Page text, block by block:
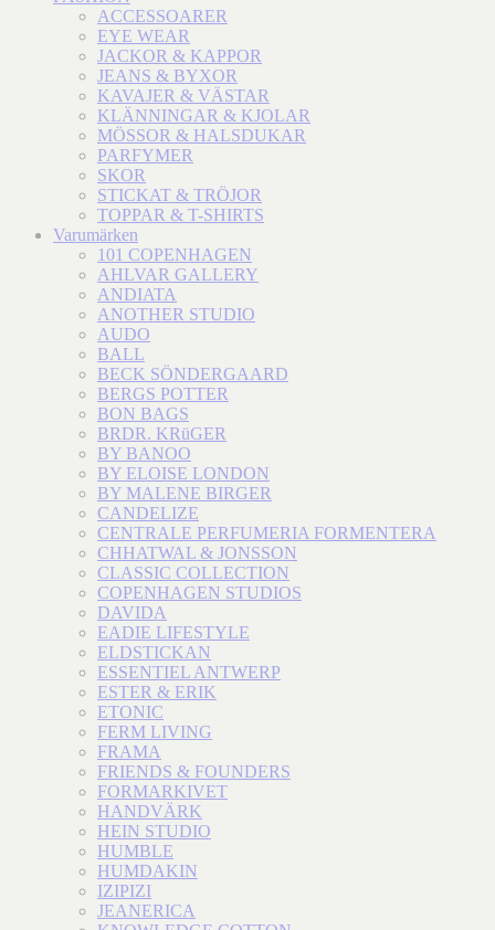
ACCESSOARER
EYE WEAR
JACKOR & KAPPOR
JEANS & BYXOR
KAVAJER & VÄSTAR
KLÄNNINGAR & KJOLAR
MÖSSOR & HALSDUKAR
PARFYMER
SKOR
STICKAT & TRÖJOR
TOPPAR & T-SHIRTS
Varumärken
101 COPENHAGEN
AHLVAR GALLERY
ANDIATA
ANOTHER STUDIO
AUDO
BALL
BECK SÖNDERGAARD
BERGS POTTER
BON BAGS
BRDR. KRüGER
BY BANOO
BY ELOISE LONDON
BY MALENE BIRGER
CANDELIZE
CENTRALE PERFUMERIA FORMENTERA
CHHATWAL & JONSSON
CLASSIC COLLECTION
COPENHAGEN STUDIOS
DAVIDA
EADIE LIFESTYLE
ELDSTICKAN
ESSENTIEL ANTWERP
ESTER & ERIK
ETONIC
FERM LIVING
FRAMA
FRIENDS & FOUNDERS
FORMARKIVET
HANDVÄRK
HEIN STUDIO
HUMBLE
HUMDAKIN
IZIPIZI
JEANERICA